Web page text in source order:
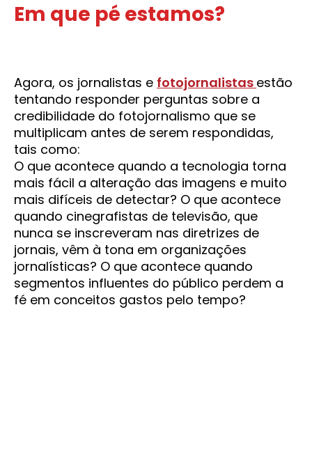
Em que pé estamos?
Agora, os jornalistas e fotojornalistas estão
tentando responder perguntas sobre a
credibilidade do fotojornalismo que se
multiplicam antes de serem respondidas,
tais como:
O que acontece quando a tecnologia torna
mais fácil a alteração das imagens e muito
mais difíceis de detectar? O que acontece
quando cinegrafistas de televisão, que
nunca se inscreveram nas diretrizes de
jornais, vêm à tona em organizações
jornalísticas? O que acontece quando
segmentos influentes do público perdem a
fé em conceitos gastos pelo tempo?